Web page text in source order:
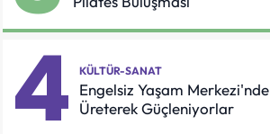
4 KÜLTÜR-SANAT
Engelsiz Yaşam Merkezi'nde
Üreterek Güçleniyorlar